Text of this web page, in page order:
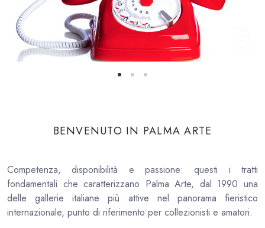
BENVENUTO IN PALMA ARTE
Competenza, disponibilità e passione: questi i tratti
fondamentali che caratterizzano Palma Arte, dal 1990 una
delle gallerie italiane più attive nel
panorama fieristico
internazionale, punto di riferimento per collezionisti e amatori.